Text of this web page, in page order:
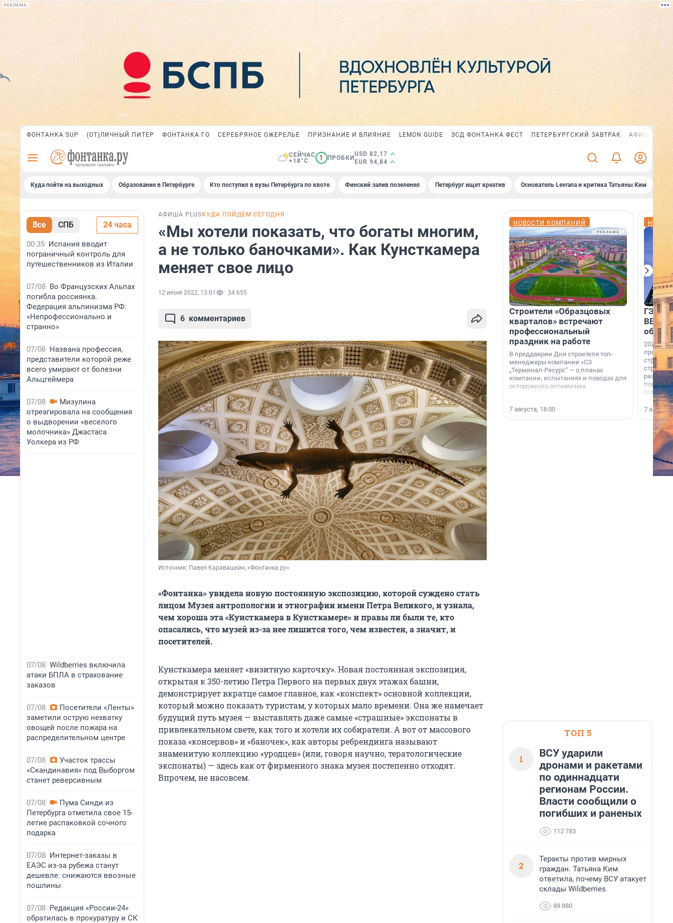
РЕКЛАМА
ФОНТАНКА SUP (ОТ)ЛИЧНЫЙ ПИТЕР ФОНТАНКА ГО СЕРЕБРЯНОЕ ОЖЕРЕЛЬЕ ПРИЗНАНИЕ И ВЛИЯНИЕ LEMON GUIDE ЗСД ФОНТАНКА ФЕСТ ПЕТЕРБУРГСКИЙ ЗАВТРАК АФИША PLUS
СЕЙЧАС
+18°C
1 ПРОБКИ
USD 82,17
EUR 94,84
Куда пойти на выходных Образование в Петербурге Кто поступил в вузы Петербурга по квоте Финский залив позеленел Петербург ищет креатив Основатель Levrana и критика Татьяны Ким
Все СПБ 24 часа
00:35 Испания вводит
пограничный контроль для
путешественников из Италии
07/08 Во Французских Альпах
погибла россиянка.
Федерация альпинизма РФ:
«Непрофессионально и
странно»
07/08 Названа профессия,
представители которой реже
всего умирают от болезни
Альцгеймера
07/08
Мизулина
отреагировала на сообщения
о выдворении «веселого
молочника» Джастаса
Уолкера из РФ
07/08 Wildberries включила
атаки БПЛА в страхование
заказов
07/08
Посетители «Ленты»
заметили острую нехватку
овощей после пожара на
распределительном центре
07/08
Участок трассы
«Скандинавия» под Выборгом
станет реверсивным
07/08
Пума Синди из
Петербурга отметила свое 15-
летие распаковкой сочного
подарка
07/08 Интернет-заказы в
ЕАЭС из-за рубежа станут
дешевле: снижаются ввозные
пошлины
07/08 Редакция «России-24»
обратилась в прокуратуру и СК
АФИША PLUS КУДА ПОЙДЕМ СЕГОДНЯ
«Мы хотели показать, что богаты многим,
а не только баночками». Как Кунсткамера
меняет свое лицо
12 июня 2022, 13:01 34 655
6 комментариев
Источник: Павел Каравашкин, «Фонтанка.ру»
«Фонтанка» увидела новую постоянную экспозицию, которой суждено стать
лицом Музея антропологии и этнографии имени Петра Великого, и узнала,
чем хороша эта «Кунсткамера в Кунсткамере» и правы ли были те, кто
опасались, что музей из-за нее лишится того, чем известен, а значит, и
посетителей.
Кунсткамера меняет «визитную карточку». Новая постоянная экспозиция,
открытая к 350-летию Петра Первого на первых двух этажах башни,
демонстрирует вкратце самое главное, как «конспект» основной коллекции,
который можно показать туристам, у которых мало времени. Она же намечает
будущий путь музея — выставлять даже самые «страшные» экспонаты в
привлекательном свете, как того и хотели их собиратели. А вот от массового
показа «консервов» и «баночек», как авторы ребрендинга называют
знаменитую коллекцию «уродцев» (или, говоря научно, тератологические
экспонаты) — здесь как от фирменного знака музея постепенно отходят.
Впрочем, не насовсем.
НОВОСТИ КОМПАНИЙ
Строители «Образцовых
кварталов» встречают
профессиональный
праздник на работе
В преддверии Дня строителя топ-
менеджеры компании «СЗ
„Терминал-Ресурс“ — о планах
компании, испытаниях и поводах для
осторожного оптимизма.
7 августа, 18:00
ГЭС,
ВВП: в
об
2026-й —
раз. В
7
ТОП 5
1
ВСУ ударили
дронами и ракетами
по одиннадцати
регионам России.
Власти сообщили о
погибших и раненых
112 783
2
Теракты против мирных
граждан. Татьяна Ким
ответила, почему ВСУ атакует
склады Wildberries
89 880